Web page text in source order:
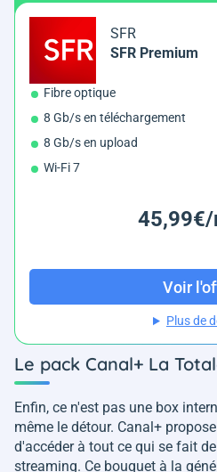
SFR
SFR Premium
Fibre optique
8 Gb/s en téléchargement
8 Gb/s en upload
Wi-Fi 7
Voir
Plus de
Le pack Canal+ La
Enfin, ce n'est pas une box
même le détour. Canal+
d'accéder à tout ce qui se fait
streaming. Ce bouquet à la